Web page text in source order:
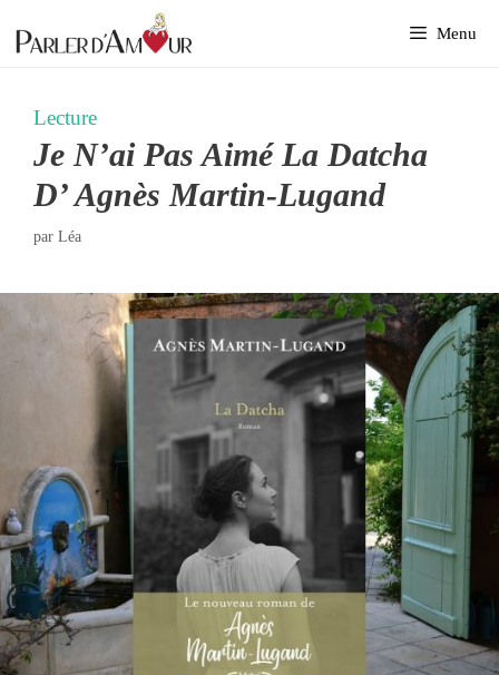
au
Menu
Lecture
Je N’ai Pas Aimé La Datcha
D’ Agnès Martin-Lugand
par Léa